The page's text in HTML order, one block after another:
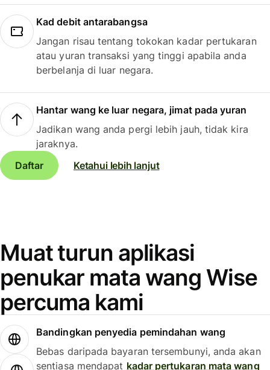
Kad debit antarabangsa
Jangan risau tentang tokokan kadar pertukaran
atau yuran transaksi yang tinggi apabila anda
berbelanja di luar negara.
Hantar wang ke luar negara, jimat pada yuran
Jadikan wang anda pergi lebih jauh, tidak kira
jaraknya.
Daftar
Ketahui lebih lanjut
Muat turun aplikasi
penukar mata wang Wise
percuma kami
Bandingkan penyedia pemindahan wang
Bebas daripada bayaran tersembunyi, anda akan
sentiasa mendapat kadar pertukaran mata wang